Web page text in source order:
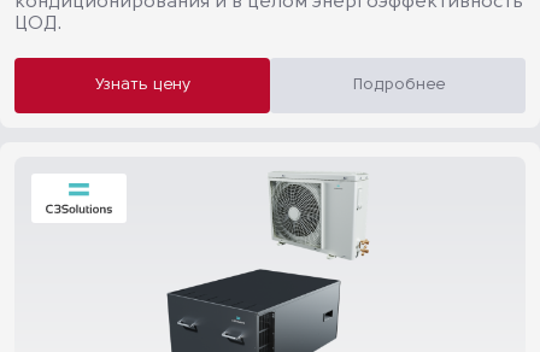
ЦОД.
Узнать цену Подробнее